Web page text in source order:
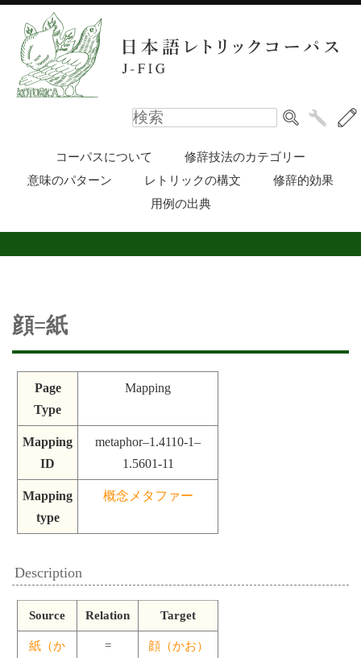
コーパスについて
修辞技法のカテゴリー
意味のパターン
レトリックの構文
修辞的効果
用例の出典
顔=紙
Page
Type
Mapping
Mapping
ID
metaphor–1.4110-1–
1.5601-11
Mapping
type
概念メタファー
Description
Source Relation Target
紙（か
= 顔（かお）